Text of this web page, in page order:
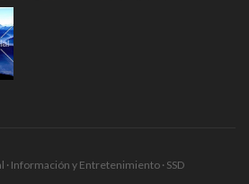
Información y Entretenimiento · SSD